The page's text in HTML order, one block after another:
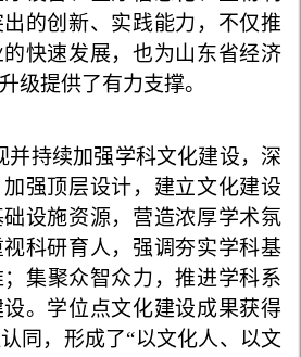
的创新、实践能力，不仅推
快速发展，也为山东省经济
级提供了有力支撑。
并持续加强学科文化建设，深
强顶层设计，建立文化建设
设施资源，营造浓厚学术氛
科研育人，强调夯实学科基
集聚众智众力，推进学科系
。学位点文化建设成果获得
同，形成了“以文化人、以文